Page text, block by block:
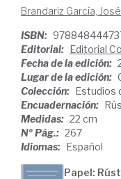
Brandariz García,
ISBN:
Editorial: Editorial
Fecha de la edición:
Lugar de la edición:
Colección: Estudios
Encuadernación:
Medidas: 22 cm
Nº Pág.: 267
Idiomas: Español
Papel: